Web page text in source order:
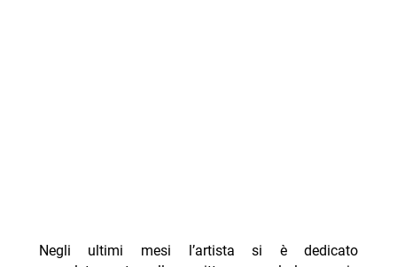
Negli ultimi mesi l’artista si è dedicato